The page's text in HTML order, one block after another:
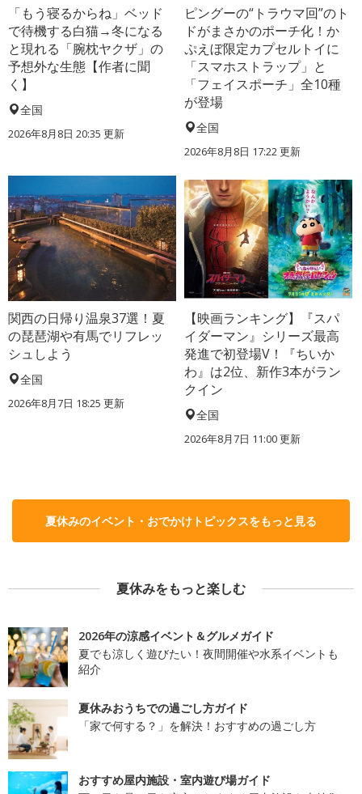
「もう寝るからね」ベッド
で待機する白猫→冬になる
と現れる「腕枕ヤクザ」の
予想外な生態【作者に聞
く】
全国
2026年8月8日 20:35 更新
ピングーの“トラウマ回”のト
ドがまさかのポーチ化！か
ぷえぼ限定カプセルトイに
「スマホストラップ」と
「フェイスポーチ」全10種
が登場
全国
2026年8月8日 17:22更新
関西の日帰り温泉37選！夏
の琵琶湖や有馬でリフレッ
シュしよう
全国
2026年8月7日 18:25 更新
【映画ランキング】『スパ
イダーマン』シリーズ最高
発進で初登場V！『ちいか
わ』は2位、新作3本がラン
クイン
全国
2026年8月7日 11:00更新
夏休みのイベント・おでかけトピックスをもっと見る
夏休みをもっと楽しむ
2026年の涼感イベント＆グルメガイド
夏でも涼しく遊びたい！夜間開催や水系イベントも
紹介
夏休みおうちでの過ごし方ガイド
「家で何する？」を解決！おすすめの過ごし方
おすすめ屋内施設・室内遊び場ガイド